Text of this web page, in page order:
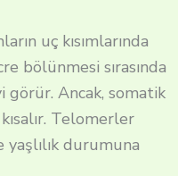
uç kısımlarında
bölünmesi sırasında
görür. Ancak, somatik
Telomerler
durumuna